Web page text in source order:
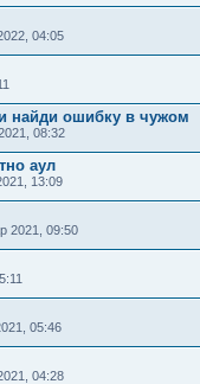
04:05
найди ошибку в чужом
08:32
аул
13:09
2021, 09:50
05:46
04:28